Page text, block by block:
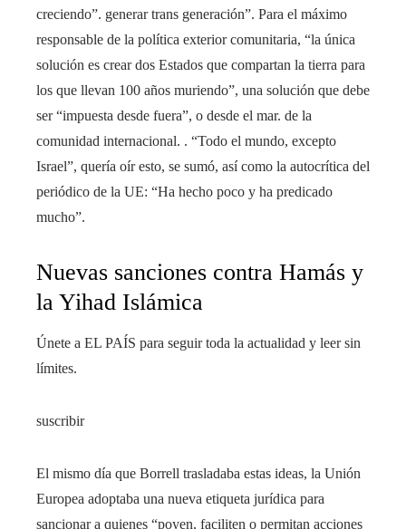
creciendo”. generar trans generación”. Para el máximo
responsable de la política exterior comunitaria, “la única
solución es crear dos Estados que compartan la tierra para
los que llevan 100 años muriendo”, una solución que debe
ser “impuesta desde fuera”, o desde el mar. de la
comunidad internacional. . “Todo el mundo, excepto
Israel”, quería oír esto, se sumó, así como la autocrítica del
periódico de la UE: “Ha hecho poco y ha predicado
mucho”.
Nuevas sanciones contra Hamás y
la Yihad Islámica
Únete a EL PAÍS para seguir toda la actualidad y leer sin
límites.
suscribir
El mismo día que Borrell trasladaba estas ideas, la Unión
Europea adoptaba una nueva etiqueta jurídica para
sancionar a quienes “poyen, faciliten o permitan acciones